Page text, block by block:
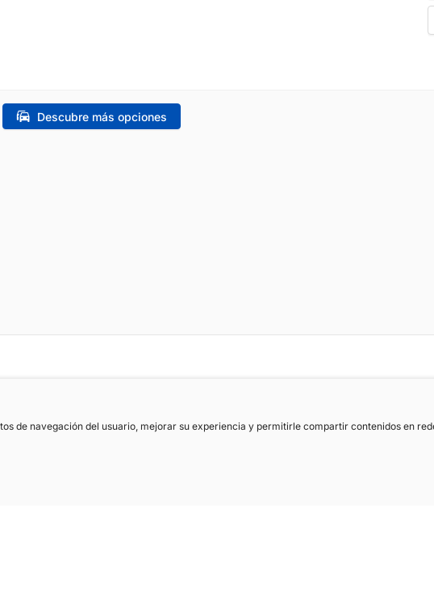
Descubre más opciones
de navegación del usuario, mejorar su experiencia y permitirle compartir contenidos en